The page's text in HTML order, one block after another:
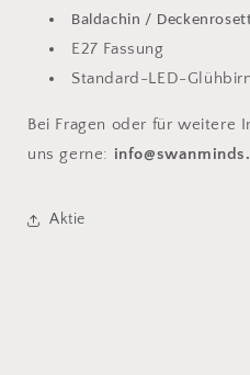
Baldachin /
E27 Fassung
Standard-LED-
Bei Fragen oder für weitere
uns gerne:
Aktie